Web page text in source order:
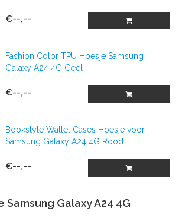
€--,--
Fashion Color TPU Hoesje Samsung
Galaxy A24 4G Geel
€--,--
Bookstyle Wallet Cases Hoesje voor
Samsung Galaxy A24 4G Rood
€--,--
Samsung Galaxy A24 4G